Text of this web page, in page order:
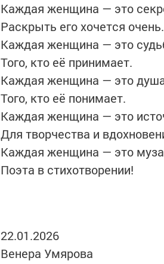
Каждая женщина — это
Раскрыть его хочется очень.
Каждая женщина — это
Того, кто её принимает.
Каждая женщина — это
Того, кто её понимает.
Каждая женщина — это
Для творчества и
Каждая женщина — это
Поэта в стихотворении!
22.01.2026
Венера Умярова